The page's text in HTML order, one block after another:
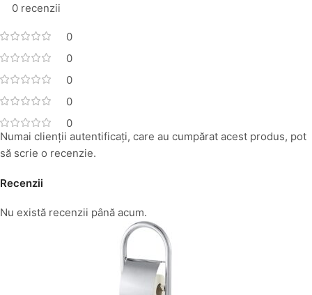
0 recenzii
0
0
0
0
0
Recenzii
Nu există recenzii până acum.
Numai clienții autentificați, care au cumpărat acest produs, pot
să scrie o recenzie.